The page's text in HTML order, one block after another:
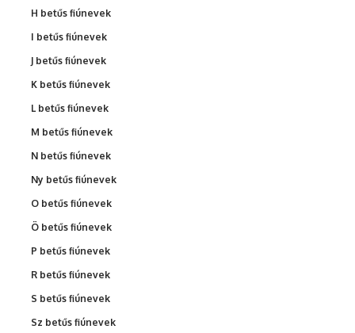
H betűs fiúnevek
I betűs fiúnevek
J betűs fiúnevek
K betűs fiúnevek
L betűs fiúnevek
M betűs fiúnevek
N betűs fiúnevek
Ny betűs fiúnevek
O betűs fiúnevek
Ö betűs fiúnevek
P betűs fiúnevek
R betűs fiúnevek
S betűs fiúnevek
Sz betűs fiúnevek